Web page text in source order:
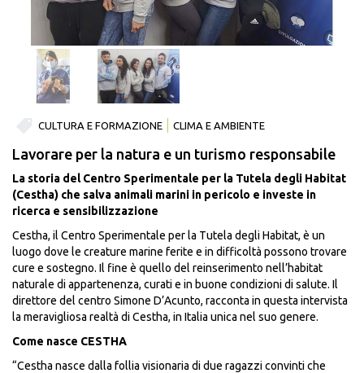
CULTURA E FORMAZIONE CLIMA E AMBIENTE
Lavorare per la natura e un turismo responsabile
La storia del Centro Sperimentale per la Tutela degli Habitat
(Cestha) che salva animali marini in pericolo e investe in
ricerca e sensibilizzazione
Cestha, il Centro Sperimentale per la Tutela degli Habitat, è un
luogo dove le creature marine ferite e in difficoltà possono trovare
cure e sostegno. Il fine è quello del reinserimento nell’habitat
naturale di appartenenza, curati e in buone condizioni di salute. Il
direttore del centro Simone D’Acunto, racconta in questa intervista
la meravigliosa realtà di Cestha, in Italia unica nel suo genere.
Come nasce CESTHA
“Cestha nasce dalla follia visionaria di due ragazzi convinti che